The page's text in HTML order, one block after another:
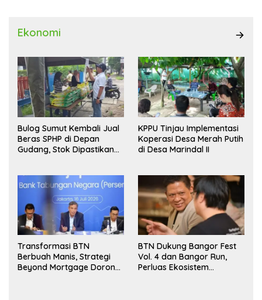
Ekonomi
Bulog Sumut Kembali Jual
Beras SPHP di Depan
Gudang, Stok Dipastikan
KPPU Tinjau Implementasi
Koperasi Desa Merah Putih
di Desa Marindal II
Transformasi BTN
Berbuah Manis, Strategi
Beyond Mortgage Dorong
BTN Dukung Bangor Fest
Vol. 4 dan Bangor Run,
Perluas Ekosistem